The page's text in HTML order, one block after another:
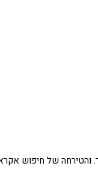
והטירחה של חיפוש